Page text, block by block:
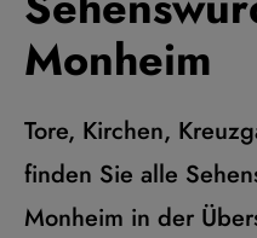
Monheim
Tore, Kirchen,
finden Sie alle
Monheim in der